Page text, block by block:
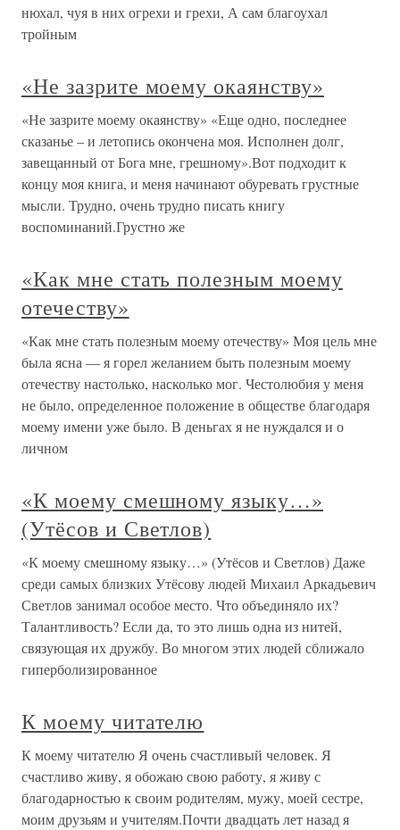
нюхал, чуя в них огрехи и грехи, А сам благоухал
тройным
«Не зазрите моему окаянству»
«Не зазрите моему окаянству» «Еще одно, последнее
сказанье – и летопись окончена моя. Исполнен долг,
завещанный от Бога мне, грешному».Вот подходит к
концу моя книга, и меня начинают обуревать грустные
мысли. Трудно, очень трудно писать книгу
воспоминаний.Грустно же
«Как мне стать полезным моему
отечеству»
«Как мне стать полезным моему отечеству» Моя цель мне
была ясна — я горел желанием быть полезным моему
отечеству настолько, насколько мог. Честолюбия у меня
не было, определенное положение в обществе благодаря
моему имени уже было. В деньгах я не нуждался и о
личном
«К моему смешному языку…»
(Утёсов и Светлов)
«К моему смешному языку…» (Утёсов и Светлов) Даже
среди самых близких Утёсову людей Михаил Аркадьевич
Светлов занимал особое место. Что объединяло их?
Талантливость? Если да, то это лишь одна из нитей,
связующая их дружбу. Во многом этих людей сближало
гиперболизированное
К моему читателю
К моему читателю Я очень счастливый человек. Я
счастливо живу, я обожаю свою работу, я живу с
благодарностью к своим родителям, мужу, моей сестре,
моим друзьям и учителям.Почти двадцать лет назад я